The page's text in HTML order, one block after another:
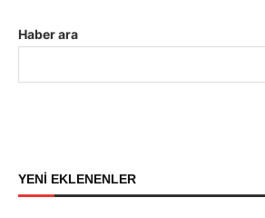
Haber ara
YENİ EKLENENLER